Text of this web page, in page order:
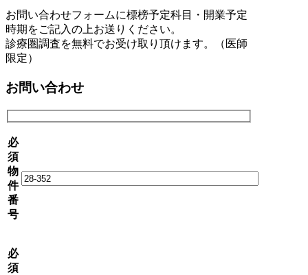
お問い合わせフォームに標榜予定科目・開業予定
時期をご記入の上お送りください。
診療圏調査を無料でお受け取り頂けます。（医師
限定）
お問い合わせ
必
須
物
件
番
号
必
須